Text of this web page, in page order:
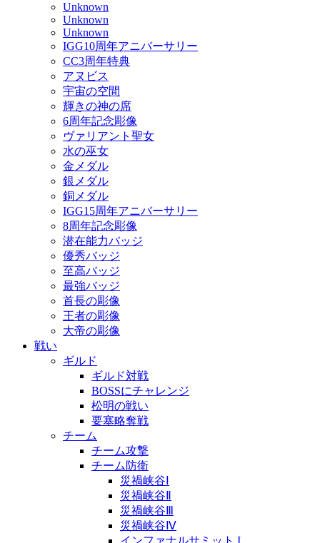
Unknown
Unknown
Unknown
IGG10周年アニバーサリー
CC3周年特典
アヌビス
宇宙の空間
輝きの神の席
6周年記念彫像
ヴァリアント聖女
水の巫女
金メダル
銀メダル
銅メダル
IGG15周年アニバーサリー
8周年記念彫像
潜在能力バッジ
優秀バッジ
至高バッジ
最強バッジ
首長の彫像
王者の彫像
大帝の彫像
戦い
ギルド
ギルド対戦
BOSSにチャレンジ
松明の戦い
要塞略奪戦
チーム
チーム攻撃
チーム防衛
災禍峡谷Ⅰ
災禍峡谷Ⅱ
災禍峡谷Ⅲ
災禍峡谷Ⅳ